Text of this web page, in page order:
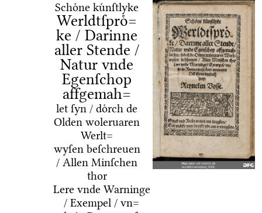
Schoͤne kuͤnſtlyke
Werldtſproͤ=
ke / Darinne
aller Stende /
Natur vnde
Egenſchop
affgemah=
let ſyn / doͤrch de
Olden woleruaren
Werlt=
wyſen beſchreuen
/ Allen Minſchen
thor
Lere vnde Warninge
/ Exempel / vn=